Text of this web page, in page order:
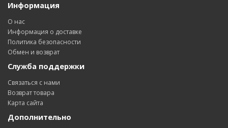
Информация
О нас
Информация о доставке
Политика безопасности
Обмен и возврат
Служба поддержки
Связаться с нами
Возврат товара
Карта сайта
Дополнительно